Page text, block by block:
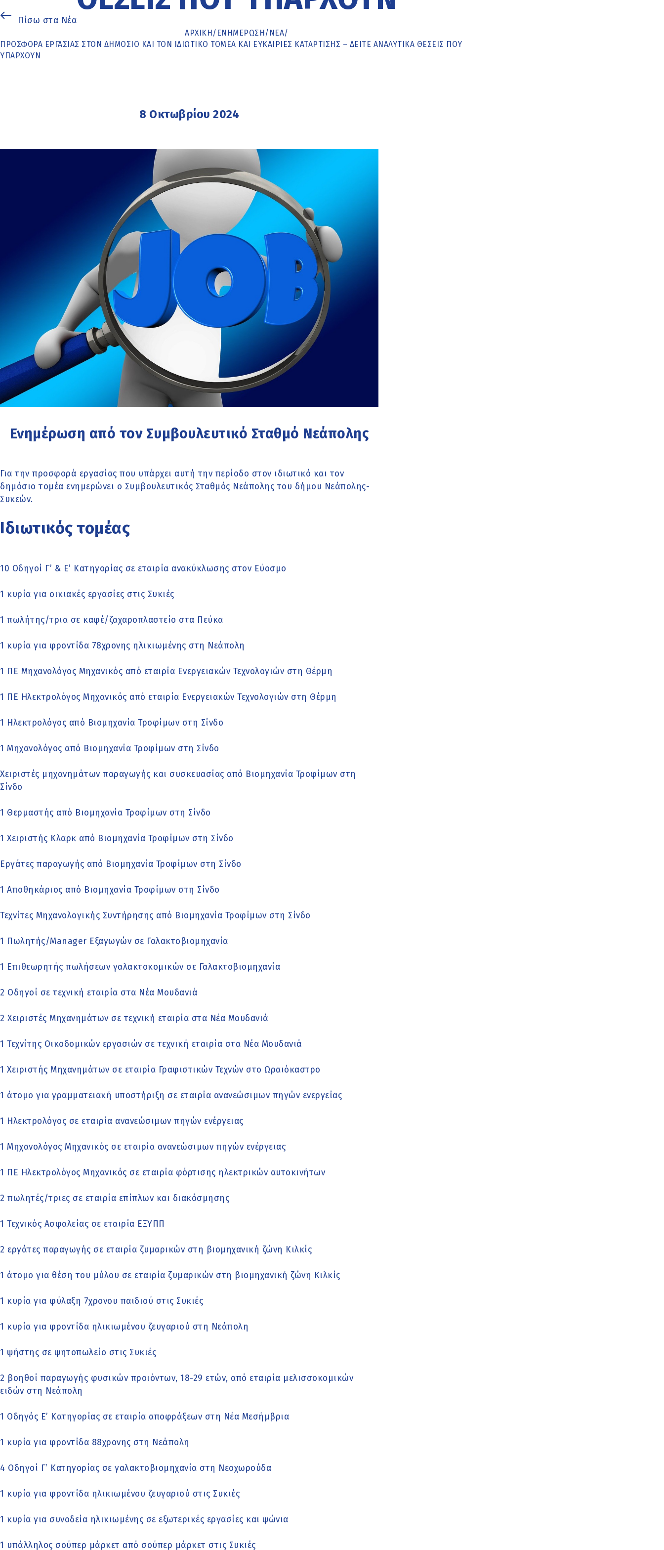
Πίσω στα Νέα
ΑΡΧΙΚΉ/ ΕΝΗΜΈΡΩΣΗ/ ΝΕΑ/
ΠΡΟΣΦΟΡΆ ΕΡΓΑΣΊΑΣ ΣΤΟΝ ΔΗΜΌΣΙΟ ΚΑΙ ΤΟΝ ΙΔΙΩΤΙΚΌ ΤΟΜΈΑ ΚΑΙ ΕΥΚΑΙΡΊΕΣ ΚΑΤΆΡΤΙΣΗΣ – ΔΕΊΤΕ ΑΝΑΛΥΤΙΚΆ ΘΈΣΕΙΣ ΠΟΥ
ΥΠΆΡΧΟΥΝ
8 Οκτωβρίου 2024
Ενημέρωση από τον Συμβουλευτικό Σταθμό Νεάπολης
Για την προσφορά εργασίας που υπάρχει αυτή την περίοδο στον ιδιωτικό και τον
δημόσιο τομέα ενημερώνει ο Συμβουλευτικός Σταθμός Νεάπολης του δήμου Νεάπολης-
Συκεών.
Ιδιωτικός τομέας
10 Οδηγοί Γ’ & Ε’ Κατηγορίας σε εταιρία ανακύκλωσης στον Εύοσμο
1 κυρία για οικιακές εργασίες στις Συκιές
1 πωλήτης/τρια σε καφέ/ζαχαροπλαστείο στα Πεύκα
1 κυρία για φροντίδα 78χρονης ηλικιωμένης στη Νεάπολη
1 ΠΕ Μηχανολόγος Μηχανικός από εταιρία Ενεργειακών Τεχνολογιών στη Θέρμη
1 ΠΕ Ηλεκτρολόγος Μηχανικός από εταιρία Ενεργειακών Τεχνολογιών στη Θέρμη
1 Ηλεκτρολόγος από Βιομηχανία Τροφίμων στη Σίνδο
1 Μηχανολόγος από Βιομηχανία Τροφίμων στη Σίνδο
Χειριστές μηχανημάτων παραγωγής και συσκευασίας από Βιομηχανία Τροφίμων στη
Σίνδο
1 Θερμαστής από Βιομηχανία Τροφίμων στη Σίνδο
1 Χειριστής Κλαρκ από Βιομηχανία Τροφίμων στη Σίνδο
Εργάτες παραγωγής από Βιομηχανία Τροφίμων στη Σίνδο
1 Αποθηκάριος από Βιομηχανία Τροφίμων στη Σίνδο
Τεχνίτες Μηχανολογικής Συντήρησης από Βιομηχανία Τροφίμων στη Σίνδο
1 Πωλητής/Manager Εξαγωγών σε Γαλακτοβιομηχανία
1 Επιθεωρητής πωλήσεων γαλακτοκομικών σε Γαλακτοβιομηχανία
2 Οδηγοί σε τεχνική εταιρία στα Νέα Μουδανιά
2 Χειριστές Μηχανημάτων σε τεχνική εταιρία στα Νέα Μουδανιά
1 Τεχνίτης Οικοδομικών εργασιών σε τεχνική εταιρία στα Νέα Μουδανιά
1 Χειριστής Μηχανημάτων σε εταιρία Γραφιστικών Τεχνών στο Ωραιόκαστρο
1 άτομο για γραμματειακή υποστήριξη σε εταιρία ανανεώσιμων πηγών ενεργείας
1 Ηλεκτρολόγος σε εταιρία ανανεώσιμων πηγών ενέργειας
1 Μηχανολόγος Μηχανικός σε εταιρία ανανεώσιμων πηγών ενέργειας
1 ΠΕ Ηλεκτρολόγος Μηχανικός σε εταιρία φόρτισης ηλεκτρικών αυτοκινήτων
2 πωλητές/τριες σε εταιρία επίπλων και διακόσμησης
1 Τεχνικός Ασφαλείας σε εταιρία ΕΞΥΠΠ
2 εργάτες παραγωγής σε εταιρία ζυμαρικών στη βιομηχανική ζώνη Κιλκίς
1 άτομο για θέση του μύλου σε εταιρία ζυμαρικών στη βιομηχανική ζώνη Κιλκίς
1 κυρία για φύλαξη 7χρονου παιδιού στις Συκιές
1 κυρία για φροντίδα ηλικιωμένου ζευγαριού στη Νεάπολη
1 ψήστης σε ψητοπωλείο στις Συκιές
2 βοηθοί παραγωγής φυσικών προιόντων, 18-29 ετών, από εταιρία μελισσοκομικών
ειδών στη Νεάπολη
1 Οδηγός Ε’ Κατηγορίας σε εταιρία αποφράξεων στη Νέα Μεσήμβρια
1 κυρία για φροντίδα 88χρονης στη Νεάπολη
4 Οδηγοί Γ’ Κατηγορίας σε γαλακτοβιομηχανία στη Νεοχωρούδα
1 κυρία για φροντίδα ηλικιωμένου ζευγαριού στις Συκιές
1 κυρία για συνοδεία ηλικιωμένης σε εξωτερικές εργασίες και ψώνια
1 υπάλληλος σούπερ μάρκετ από σούπερ μάρκετ στις Συκιές